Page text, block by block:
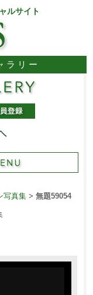
ルサイト
ラリー
写真集> 無題59054